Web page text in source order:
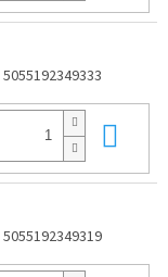
5055192349333
5055192349319